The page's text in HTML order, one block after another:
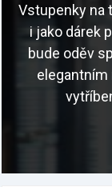
Vstupenky na
i jako dárek
bude oděv